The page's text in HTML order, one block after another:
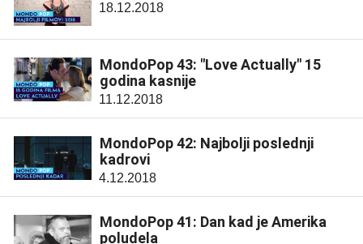
18.12.2018
MondoPop 43: "Love Actually" 15
godina kasnije
11.12.2018
MondoPop 42: Najbolji poslednji
kadrovi
4.12.2018
MondoPop 41: Dan kad je Amerika
poludela